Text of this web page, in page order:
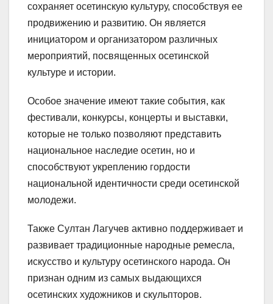
сохраняет осетинскую культуру, способствуя ее
продвижению и развитию. Он является
инициатором и организатором различных
мероприятий, посвященных осетинской
культуре и истории.
Особое значение имеют такие события, как
фестивали, конкурсы, концерты и выставки,
которые не только позволяют представить
национальное наследие осетин, но и
способствуют укреплению гордости
национальной идентичности среди осетинской
молодежи.
Также Султан Лагучев активно поддерживает и
развивает традиционные народные ремесла,
искусство и культуру осетинского народа. Он
признан одним из самых выдающихся
осетинских художников и скульпторов.